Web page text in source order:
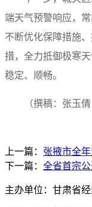
端天气预警响应，
不断优化保障措施
措，全力抵御极寒
稳定、顺畅。
（撰稿：张玉
上一篇： 张掖市全
下一篇： 全省首宗
主办单位：甘肃省